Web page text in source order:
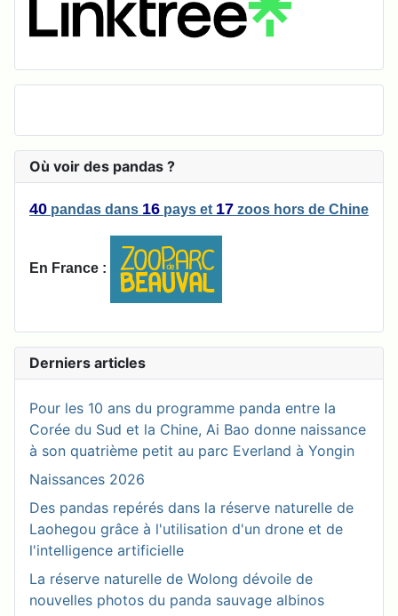
Où voir des pandas ?
40 pandas dans 16 pays et 17 zoos hors de Chine
En France :
Derniers articles
Pour les 10 ans du programme panda entre la
Corée du Sud et la Chine, Ai Bao donne naissance
à son quatrième petit au parc Everland à Yongin
Naissances 2026
Des pandas repérés dans la réserve naturelle de
Laohegou grâce à l'utilisation d'un drone et de
l'intelligence artificielle
La réserve naturelle de Wolong dévoile de
nouvelles photos du panda sauvage albinos